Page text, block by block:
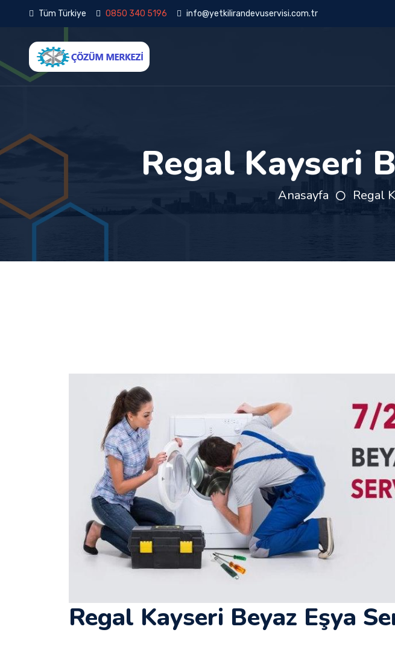
Tüm Türkiye 0850 340 5196 info@yetkilirandevuservisi.com.tr
Regal Kayseri
Anasayfa Regal
Regal Kayseri Beyaz Eşya